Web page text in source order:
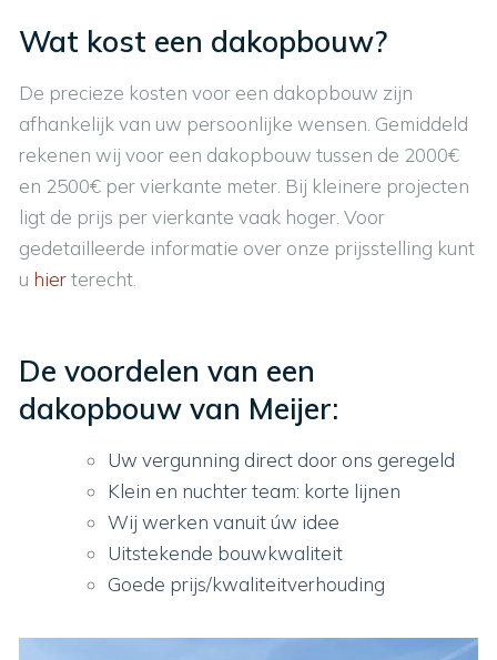
Wat kost een dakopbouw?
De precieze kosten voor een dakopbouw zijn
afhankelijk van uw persoonlijke wensen. Gemiddeld
rekenen wij voor een dakopbouw tussen de 2000€
en 2500€ per vierkante meter. Bij kleinere projecten
ligt de prijs per vierkante vaak hoger. Voor
gedetailleerde informatie over onze prijsstelling kunt
u hierterecht.
De voordelen van een
dakopbouw van Meijer:
Uw vergunning direct door ons geregeld
Klein en nuchter team: korte lijnen
Wij werken vanuit úw idee
Uitstekende bouwkwaliteit
Goede prijs/kwaliteitverhouding